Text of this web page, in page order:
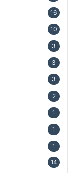
16
10
3
3
3
2
1
1
1
14